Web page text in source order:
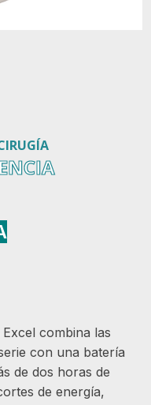
combina las
con una batería
de dos horas de
de energía,